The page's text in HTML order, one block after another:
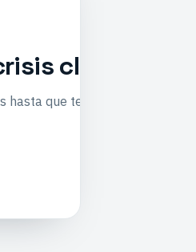
climática
que te pasa. Cómo un